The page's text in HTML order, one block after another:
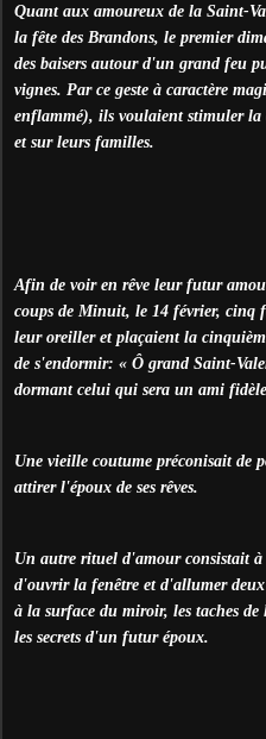
Quant aux amoureux de la Saint-
la fête des Brandons, le premier
des baisers autour d'un grand feu
vignes. Par ce geste à caractère
enflammé), ils voulaient stimuler la
et sur leurs familles.
Afin de voir en rêve leur futur
coups de Minuit, le 14 février, cinq
leur oreiller et plaçaient la
de s'endormir: « Ô grand Saint-
dormant celui qui sera un ami
Une vieille coutume préconisait de
attirer l'époux de ses rêves.
Un autre rituel d'amour consistait
d'ouvrir la fenêtre et d'allumer deux
à la surface du miroir, les taches
les secrets d'un futur époux.